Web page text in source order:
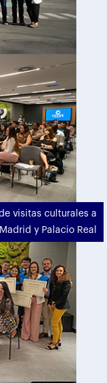
visitas culturales a
y Palacio Real